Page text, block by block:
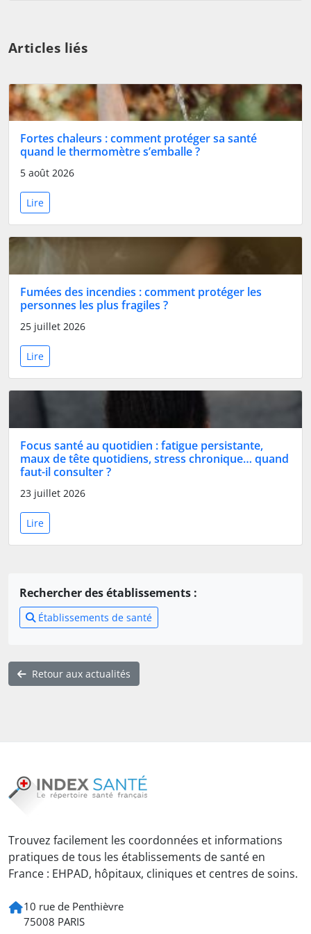
Articles liés
Fortes chaleurs : comment protéger sa santé
quand le thermomètre s’emballe ?
5 août 2026
Lire
Fumées des incendies : comment protéger les
personnes les plus fragiles ?
25 juillet 2026
Lire
Focus santé au quotidien : fatigue persistante,
maux de tête quotidiens, stress chronique… quand
faut-il consulter ?
23 juillet 2026
Lire
Rechercher des établissements :
Établissements de santé
Retour aux actualités
Trouvez facilement les coordonnées et informations
pratiques de tous les établissements de santé en
France : EHPAD, hôpitaux, cliniques et centres de soins.
10 rue de Penthièvre
75008 PARIS